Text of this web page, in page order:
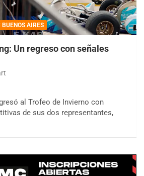
BUENOS AIRES
Un regreso con señales
al Trofeo de Invierno con
de sus dos representantes,